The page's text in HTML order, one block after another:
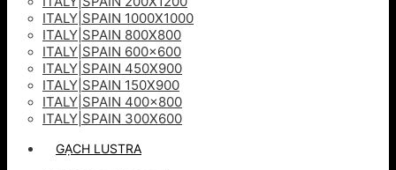
ITALY|SPAIN 1000X1000
ITALY|SPAIN 800X800
ITALY|SPAIN 600×600
ITALY|SPAIN 450X900
ITALY|SPAIN 150X900
ITALY|SPAIN 400×800
ITALY|SPAIN 300X600
GẠCH LUSTRA